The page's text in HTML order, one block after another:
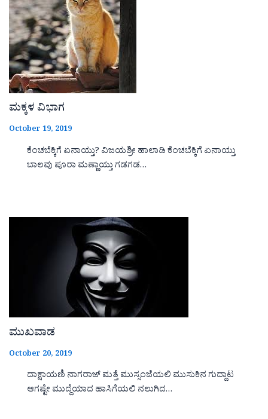
ಮಕ್ಕಳ ವಿಭಾಗ
October 19, 2019
ಕೆಂಚಬೆಕ್ಕಿಗೆ ಏನಾಯ್ತು? ವಿಜಯಶ್ರೀ ಹಾಲಾಡಿ ಕೆಂಚಬೆಕ್ಕಿಗೆ ಏನಾಯ್ತು
ಬಾಲವು ಪೂರಾ ಮಣ್ಣಾಯ್ತು ಗಡಗಡ…
ಮುಖವಾಡ
October 20, 2019
ದಾಕ್ಷಾಯಣಿ ನಾಗರಾಜ್ ಮತ್ತೆ ಮುಸ್ಸಂಜೆಯಲಿ ಮುಸುಕಿನ ಗುದ್ದಾಟ
ಆಗಷ್ಟೇ ಮುದ್ದೆಯಾದ ಹಾಸಿಗೆಯಲಿ ನಲುಗಿದ…